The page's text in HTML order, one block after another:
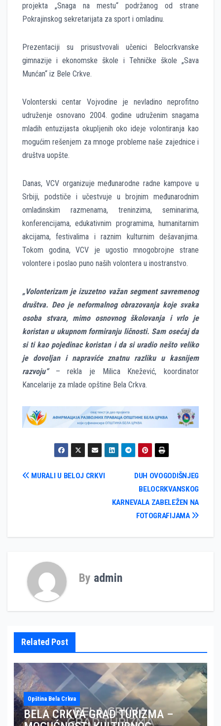
projekta „Snaga na mestu“ podržanog od strane
Pokrajinskog sekretarijata za sport i omladinu.
Prezentaciji su prisustvovali učenici Belocrkvanske
gimnazije i ekonomske škole i Tehničke škole „Sava
Munćan“ iz Bele Crkve.
Volonterski centar Vojvodine je nevladino neprofitno
udruženje osnovano 2004. godine udruženim snagama
mladih entuzijasta okupljenih oko ideje volontiranja kao
mogućim rešenjem za mnoge probleme naše zajednice i
društva uopšte.
Danas, VCV organizuje međunarodne radne kampove u
Srbiji, podstiče i učestvuje u brojnim međunarodnim
omladinskim razmenama, treninzima, seminarima,
konferencijama, edukativnim programima, humanitarnim
akcijama, festivalima i raznim kulturnim dešavanjima.
Tokom godina, VCV je ugostio mnogobrojne strane
volontere i poslao puno naših volontera u inostranstvo.
„Volonterizam je izuzetno važan segment savremenog
društva. Deo je neformalnog obrazovanja koje svaka
osoba stvara, mimo osnovnog školovanja i vrlo je
koristan u ukupnom formiranju ličnosti. Sam osećaj da
si ti kao pojedinac koristan i da si uradio nešto veliko
je dovoljan i napraviće znatnu razliku u kasnijem
razvoju“– rekla je Milica Knežević, koordinator
Kancelarije za mlade opštine Bela Crkva.
Кретање
DUH OVOGODIŠNJEG
BELOCRKVANSKOG
KARNEVALA ZABELEŽEN NA
FOTOGRAFIJAMA
MURALI U BELOJ CRKVI
By admin
Related Post
Opština Bela Crkva
BELA CRKVA GRAD TURIZMA –